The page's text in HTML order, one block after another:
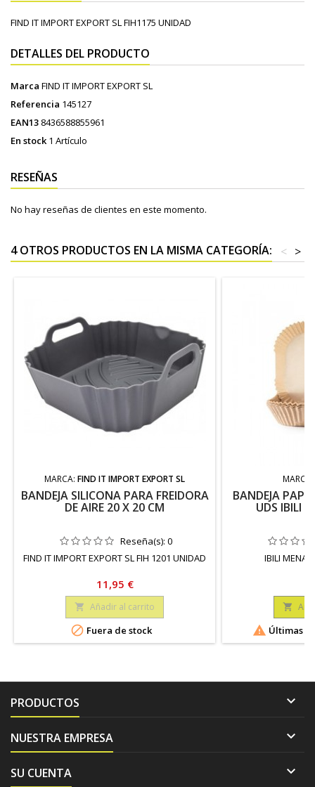
FIND IT IMPORT EXPORT SL FIH1175 UNIDAD
DETALLES DEL PRODUCTO
Marca FIND IT IMPORT EXPORT SL
Referencia 145127
EAN13 8436588855961
En stock 1 Artículo
RESEÑAS
No hay reseñas de clientes en este momento.
4 OTROS PRODUCTOS EN LA MISMA CATEGORÍA: >
<
MARCA: FIND IT IMPORT EXPORT SL
BANDEJA SILICONA PARA FREIDORA
DE AIRE 20 X 20 CM
Reseña(s): 0
FIND IT IMPORT EXPORT SL FIH 1201 UNIDAD
Precio
11,95 €
 Añadir al carrito
 Fuera de stock
MARCA:
BANDEJA
UDS IBILI
IBILI

 Últimas
PRODUCTOS 
NUESTRA EMPRESA 
SU CUENTA 